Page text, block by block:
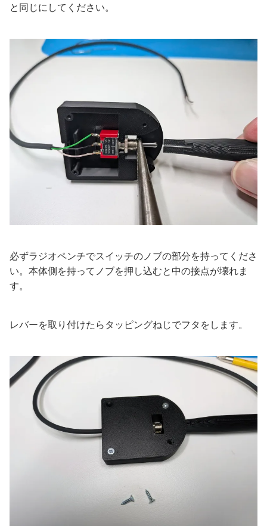
と同じにしてください。
必ずラジオペンチでスイッチのノブの部分を持ってくださ
い。本体側を持ってノブを押し込むと中の接点が壊れま
す。
レバーを取り付けたらタッピングねじでフタをします。